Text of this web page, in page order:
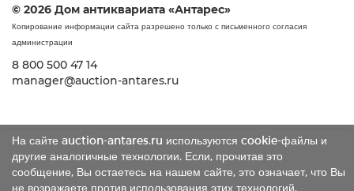
На сайте auction-antares.ru используются cookie-файлы и
другие аналогичные технологии. Если, прочитав это
сообщение, Вы остаетесь на нашем сайте, это означает, что Вы
не возражаете против использования этих технологий.
© 2026 Дом антиквариата «Антарес»
Копирование информации сайта разрешено только с письменного согласия
администрации
8 800 500 47 14
manager@auction-antares.ru